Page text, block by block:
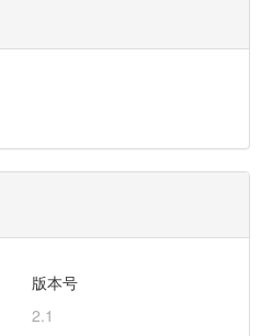
版本号
2.1